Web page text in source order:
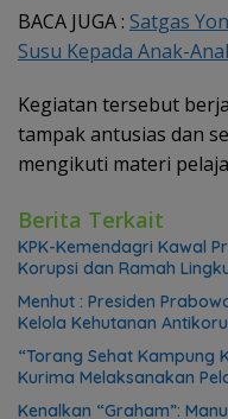
BACA JUGA : Satgas
Susu Kepada Anak-
Kegiatan tersebut
tampak antusias dan
mengikuti materi
Berita Terkait
KPK-Kemendagri Kawal
Korupsi dan Ramah
Menhut : Presiden
Kelola Kehutanan
“Torang Sehat Kampung
Kurima Melaksanakan
Kenalkan “Graham”: